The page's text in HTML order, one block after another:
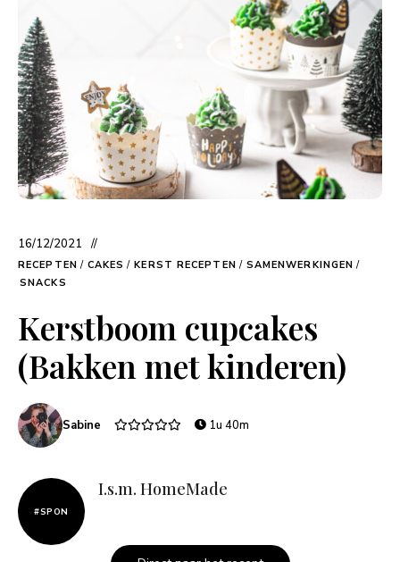
16/12/2021
RECEPTEN / CAKES / KERST RECEPTEN / SAMENWERKINGEN /
SNACKS
Kerstboom cupcakes
(Bakken met kinderen)
Sabine 1u 40m
#SPON
I.s.m. HomeMade